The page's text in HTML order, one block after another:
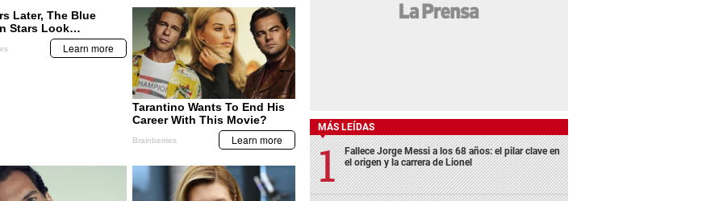
MÁS LEÍDAS
Fallece Jorge Messi a los 68 años: el pilar clave en
el origen y la carrera de Lionel